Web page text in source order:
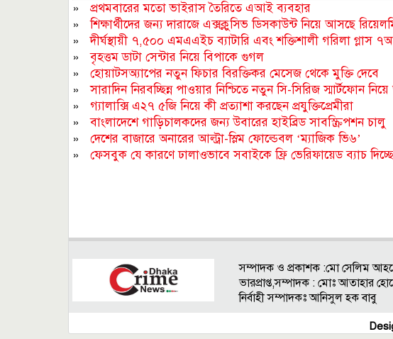
» প্রথমবারের মতো ভাইরাস তৈরিতে এআই ব্যবহার
»শিক্ষার্থীদের জন্য দারাজে এক্সক্লুসিভ ডিসকাউন্ট নিয়ে আসছে
»দীর্ঘস্থায়ী ৭,৫০০ এমএএইচ ব্যাটারি এবং শক্তিশালী গরিলা
»বৃহত্তম ডাটা সেন্টার নিয়ে বিপাকে গুগল
» হোয়াটসঅ্যাপের নতুন ফিচার বিরক্তিকর মেসেজ থেকে মুক্তি দেবে
»সারাদিন নিরবচ্ছিন্ন পাওয়ার নিশ্চিতে নতুন সি-সিরিজ স্মার্টফোন
» গ্যালাক্সি এ২৭ ৫জি নিয়ে কী প্রত্যাশা করছেন প্রযুক্তিপ্রেমীরা
»বাংলাদেশে গাড়িচালকদের জন্য উবারের হাইব্রিড সাবস্ক্রিপশন চালু
» দেশের বাজারে অনারের আল্ট্রা-স্লিম ফোল্ডেবল ‘ম্যাজিক ভি৬’
» ফেসবুক যে কারণে ঢালাওভাবে সবাইকে ফ্রি ভেরিফায়েড ব্যাচ দিচ্ছে
সম্পাদক ও প্রকাশক :মো সেলিম
ভারপ্রাপ্ত,সম্পাদক : মোঃ আতাহার
নির্বাহী সম্পাদকঃ আনিসুল হক বাবু